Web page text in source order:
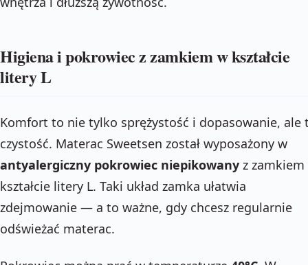
Higiena i pokrowiec z zamkiem w kształcie
litery L
Komfort to nie tylko sprężystość i dopasowanie, ale
czystość. Materac Sweetsen został wyposażony w
antyalergiczny pokrowiec niepikowany z zamkiem
kształcie litery L. Taki układ zamka ułatwia
zdejmowanie — a to ważne, gdy chcesz regularnie
odświeżać materac.